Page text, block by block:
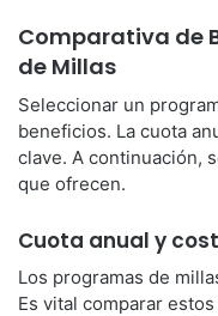
Comparativa de
de Millas
Seleccionar un
beneficios. La cuota
clave. A continuación,
que ofrecen.
Cuota anual y
Los programas de
Es vital comparar